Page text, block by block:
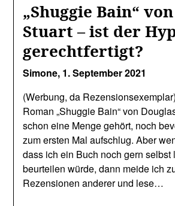
„Shuggie Bain“
Stuart – ist der
gerechtfertigt?
Simone, 1. September 2021
(Werbung, da
Roman „Shuggie Bain“ von
schon eine Menge gehört, noch
zum ersten Mal aufschlug. Aber
dass ich ein Buch noch gern selbst
beurteilen würde, dann meide ich
Rezensionen anderer und lese…